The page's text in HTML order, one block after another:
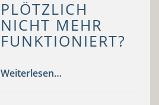
PLÖTZLICH
NICHT MEHR
FUNKTIONIERT?
Weiterlesen…